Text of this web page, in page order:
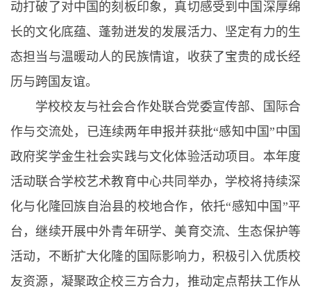
动打破了对中国的刻板印象，真切感受到中国深厚绵
长的文化底蕴、蓬勃迸发的发展活力、坚定有力的生
态担当与温暖动人的民族情谊，收获了宝贵的成长经
历与跨国友谊。
学校校友与社会合作处联合党委宣传部、国际合
作与交流处，已连续两年申报并获批“感知中国”中国
政府奖学金生社会实践与文化体验活动项目。本年度
活动联合学校艺术教育中心共同举办，学校将持续深
化与化隆回族自治县的校地合作，依托“感知中国”平
台，继续开展中外青年研学、美育交流、生态保护等
活动，不断扩大化隆的国际影响力，积极引入优质校
友资源，凝聚政企校三方合力，推动定点帮扶工作从